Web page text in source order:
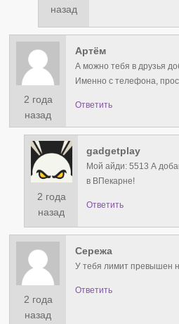
назад
2 года
назад
Артём
А можно тебя в друзья
Именно с телефона,
Ответить
2 года
назад
gadgetplay
Мой айди: 5513 А
в ВПекарне!
Ответить
2 года
назад
Сережа
У тебя лимит превышен
Ответить